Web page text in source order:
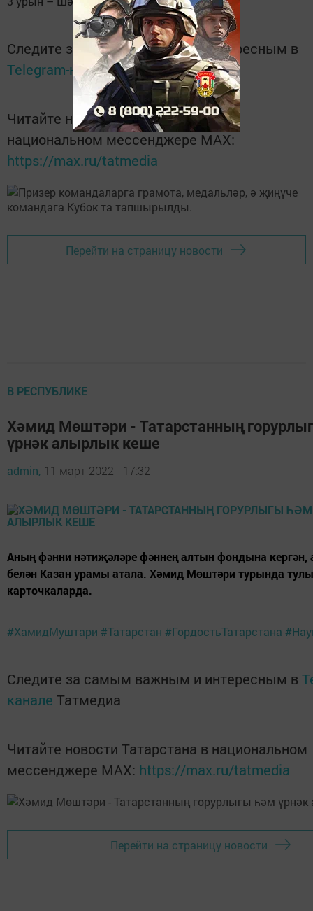
Следите за самым важным и интересным в
Telegram-каналеТатмедиа
Читайте новости Татарстана в
национальном мессенджере MАХ:
https://max.ru/tatmedia
Перейти на страницу новости
В РЕСПУБЛИКЕ
Хәмид Мөштәри - Татарстанның
үрнәк алырлык кеше
admin, 11 март 2022 - 17:32
Аның фәнни нәтиҗәләре фәннең алтын фондына кергән,
белән Казан урамы атала. Хәмид Мөштәри турында
карточкаларда.
#ХамидМуштари #Татарстан #ГордостьТатарстана
Следите за самым важным и интересным в
канале Татмедиа
Читайте новости Татарстана в национальном
мессенджере MАХ: https://max.ru/tatmedia
Перейти на страницу новости